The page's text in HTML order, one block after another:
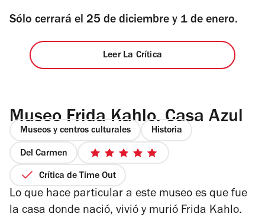
Sólo cerrará el 25 de diciembre y 1 de enero.
Leer La Crítica
Museo Frida Kahlo. Casa Azul
Museos y centros culturales Historia
Del Carmen
5
Crítica de Time Out
Lo que hace particular a este museo es que fue
la casa donde nació, vivió y murió Frida Kahlo.